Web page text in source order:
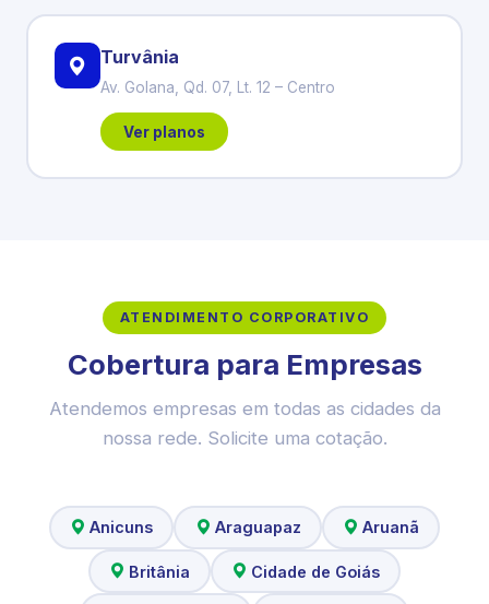
Turvânia
Av. Golana, Qd. 07, Lt. 12 – Centro
Ver planos
ATENDIMENTO CORPORATIVO
Cobertura para Empresas
Atendemos empresas em todas as cidades da
nossa rede. Solicite uma cotação.
Anicuns Araguapaz Aruanã
Britânia Cidade de Goiás